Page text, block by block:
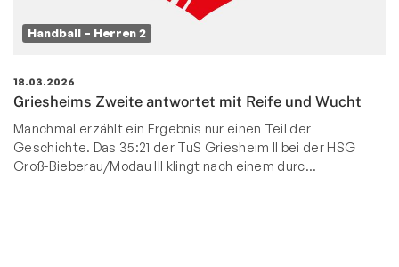
Handball – Herren 2
18.03.2026
Griesheims Zweite antwortet mit Reife und Wucht
Manchmal erzählt ein Ergebnis nur einen Teil der
Geschichte. Das 35:21 der TuS Griesheim II bei der HSG
Groß-Bieberau/Modau III klingt nach einem durc…